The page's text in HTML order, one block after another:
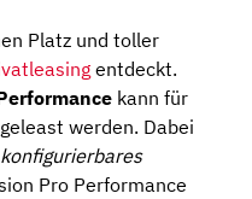
Platz und toller
entdeckt.
kann für
werden. Dabei
Pro Performance